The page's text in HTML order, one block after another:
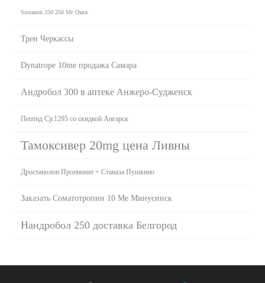
Sustanon 250 250 Мг Омск
Трен Черкассы
Dynatrope 10me продажа Самара
Андробол 300 в аптеке Анжеро-Судженск
Пептид Cjc1295 со скидкой Ангарск
Тамоксивер 20mg цена Ливны
Дростанолон Пропионат + Станаза Пушкино
Заказать Соматотропин 10 Me Минусинск
Нандробол 250 доставка Белгород